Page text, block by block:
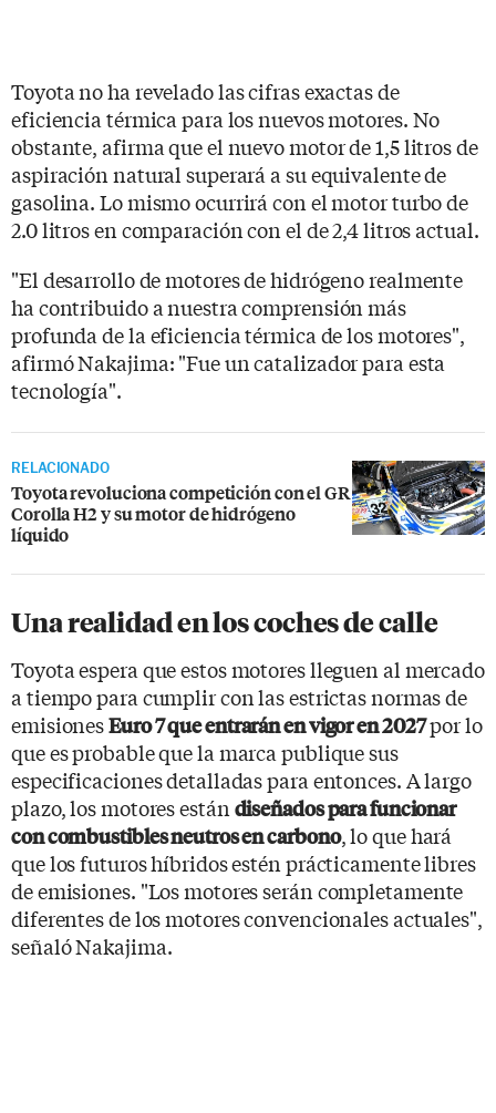
Toyota no ha revelado las cifras exactas de
eficiencia térmica para los nuevos motores. No
obstante, afirma que el nuevo motor de 1,5 litros de
aspiración natural superará a su equivalente de
gasolina. Lo mismo ocurrirá con el motor turbo de
2.0 litros en comparación con el de 2,4 litros actual.
"El desarrollo de motores de hidrógeno realmente
ha contribuido a nuestra comprensión más
profunda de la eficiencia térmica de los motores",
afirmó Nakajima: "Fue un catalizador para esta
tecnología".
RELACIONADO
Toyota revoluciona competición con el GR
Corolla H2 y su motor de hidrógeno
líquido
Una realidad en los coches de calle
Toyota espera que estos motores lleguen al mercado
a tiempo para cumplir con las estrictas normas de
emisionesEuro 7 que entrarán en vigor en 2027por lo
que es probable que la marca publique sus
especificaciones detalladas para entonces. A largo
plazo, los motores están diseñados para funcionar
con combustibles neutros en carbono, lo que hará
que los futuros híbridos estén prácticamente libres
de emisiones. "Los motores serán completamente
diferentes de los motores convencionales actuales",
señaló Nakajima.